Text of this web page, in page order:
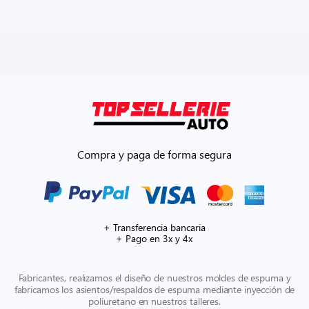
Compra y paga de forma segura
+ Transferencia bancaria
+ Pago en 3x y 4x
Fabricantes, realizamos el diseño de nuestros moldes de espuma y
fabricamos los asientos/respaldos de espuma mediante inyección de
poliuretano en nuestros talleres.